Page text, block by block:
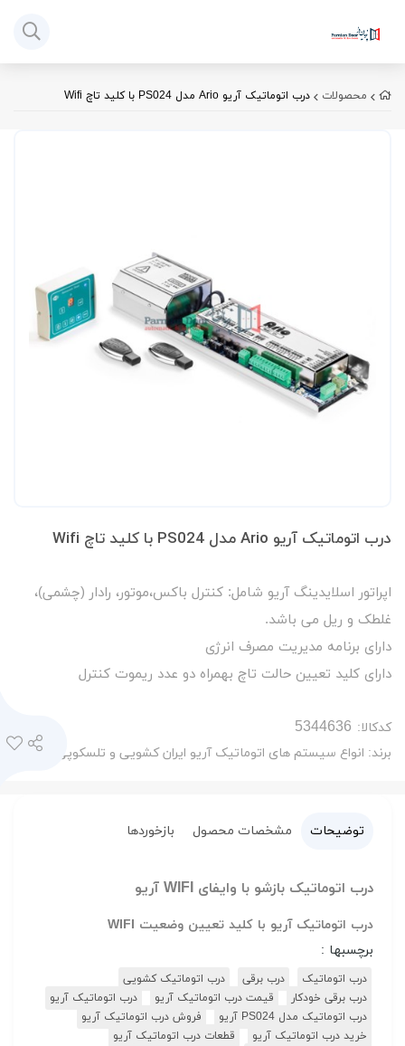
محصولات درب اتوماتیک آریو Ario مدل PS024 با کلید تاچ Wifi
درب اتوماتیک آریو Ario مدل PS024 با کلید تاچ Wifi
اپراتور اسلایدینگ آریو شامل: کنترل باکس،موتور، رادار (چشمی)،
غلطک و ریل می باشد.
دارای برنامه مدیریت مصرف انرژی
دارای کلید تعیین حالت تاچ بهمراه دو عدد ریموت کنترل
کدکالا:
برند: انواع سیستم های اتوماتیک آریو ایران کشویی و تلسکوپی
توضیحات مشخصات محصول بازخوردها
درب اتوماتیک بازشو با وایفای WIFI آریو
درب اتوماتیک آریو با کلید تعیین وضعیت WIFI
برچسبها :
درب اتوماتیک درب برقی
درب اتوماتیک کشویی
درب برقی خودکار
قیمت درب اتوماتیک آریو
درب اتوماتیک آریو
درب اتوماتیک مدل PS024 آریو
فروش درب اتوماتیک آریو
خرید درب اتوماتیک آریو
قطعات درب اتوماتیک آریو